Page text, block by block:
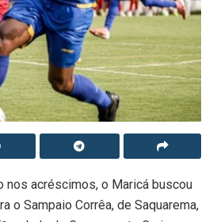
nos acréscimos, o Maricá buscou
o Sampaio Corrêa, de Saquarema,